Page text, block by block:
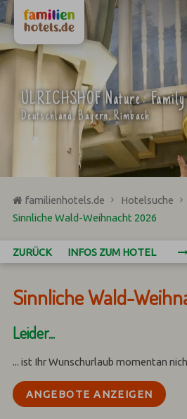
ULRICHSHOF Nature ·
Deutschland, Bayern, Rimbach
familienhotels.de
Hotelsuche
Sinnliche Wald-Weihnacht 2026
ZURÜCK INFOS ZUM HOTEL
Sinnliche Wald-
Leider...
... ist Ihr Wunschurlaub momentan
ANGEBOTE ANZEIGEN